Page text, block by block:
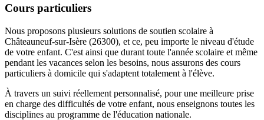
Cours particuliers
Nous proposons plusieurs solutions de soutien scolaire à
Châteauneuf-sur-Isère (26300), et ce, peu importe le niveau d'étude
de votre enfant. C'est ainsi que durant toute l'année scolaire et même
pendant les vacances selon les besoins, nous assurons des cours
particuliers à domicile qui s'adaptent totalement à l'élève.
À travers un suivi réellement personnalisé, pour une meilleure prise
en charge des difficultés de votre enfant, nous enseignons toutes les
disciplines au programme de l'éducation nationale.